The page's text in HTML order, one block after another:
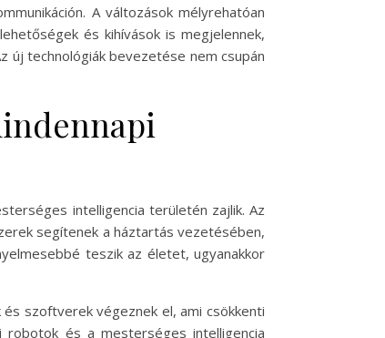
A változások mélyrehatóan
és kihívások is megjelennek,
új technológiák bevezetése nem csupán
intelligencia területén zajlik. Az
segítenek a háztartás vezetésében,
teszik az életet, ugyanakkor
szoftverek végeznek el, ami csökkenti
és a mesterséges intelligencia